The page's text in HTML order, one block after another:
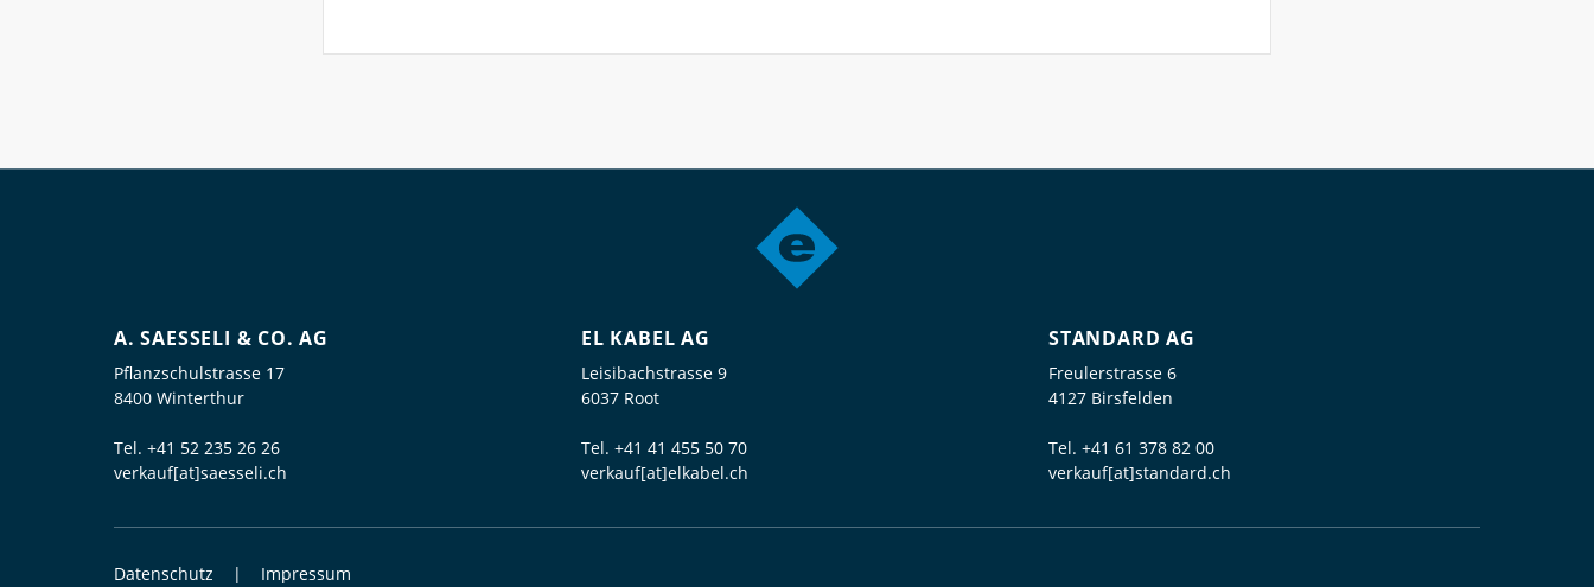
A. SAESSELI & CO. AG
Pflanzschulstrasse 17
8400 Winterthur
Tel. +41 52 235 26 26
verkauf[at]saesseli.ch
EL KABEL AG
Leisibachstrasse 9
6037 Root
Tel. +41 41 455 50 70
verkauf[at]elkabel.ch
STANDARD AG
Freulerstrasse 6
4127 Birsfelden
Tel. +41 61 378 82 00
verkauf[at]standard.ch
Datenschutz Impressum